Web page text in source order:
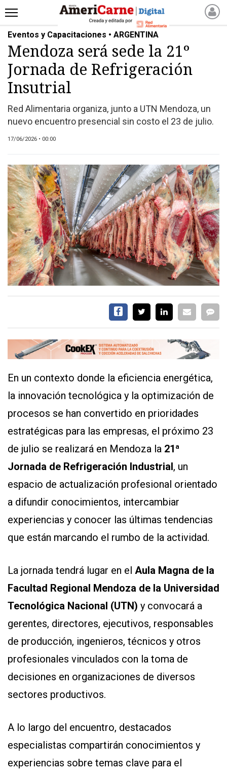
INICIO
NOTICIAS RECIENTES
NOTICIAS
ARTICULOS
PROCESO
NUEVOS PRODUCTOS
REVISTAS
REVISTAS
CATÁLOGO DE CORTES
DE CARNE VACUNA
EVENTOS Y
CAPACITACIONES
DIRECTORIO
CALENDARIO
MEDIA KIT
CARNE
FRIGORIFICO
VACAS
INVESTIGACIÓN
CONCURSO
PREMIO
SERVICIOS
TÉRMINOS
CONDICIONES
DE
MAPA
SITIO
QUIENES
SOMOS
Eventos y Capacitaciones • ARGENTINA
Mendoza será sede la 21º
Jornada de Refrigeración
Insutrial
Red Alimentaria organiza, junto a UTN Mendoza, un
nuevo encuentro presencial sin costo el 23 de julio.
17/06/2026 • 00:00
En un contexto donde la eficiencia energética,
la innovación tecnológica y la optimización de
procesos se han convertido en prioridades
estratégicas para las empresas, el próximo 23
de julio se realizará en Mendoza la 21ª
Jornada de Refrigeración Industrial, un
espacio de actualización profesional orientado
a difundir conocimientos, intercambiar
experiencias y conocer las últimas tendencias
que están marcando el rumbo de la actividad.
La jornada tendrá lugar en el Aula Magna de la
Facultad Regional Mendoza de la Universidad
Tecnológica Nacional (UTN) y convocará a
gerentes, directores, ejecutivos, responsables
de producción, ingenieros, técnicos y otros
profesionales vinculados con la toma de
decisiones en organizaciones de diversos
sectores productivos.
A lo largo del encuentro, destacados
especialistas compartirán conocimientos y
experiencias sobre temas clave para el